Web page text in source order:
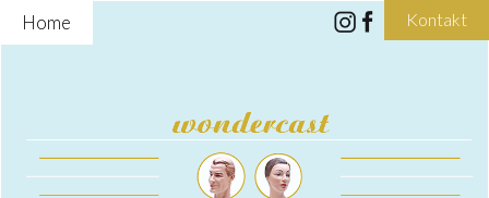
Home Kontakt